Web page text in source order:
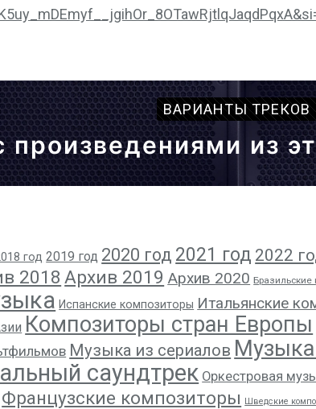
ВАРИАНТЫ ТРЕКОВ
произведениями из
год 2019 год 2020 год 2021 год 2022
2018 Архив 2019 Архив 2020
Испанские композиторы Итальянские
Композиторы стран Европы
Музыка из сериалов
саундтрек Оркестровая
Французские композиторы Шведские